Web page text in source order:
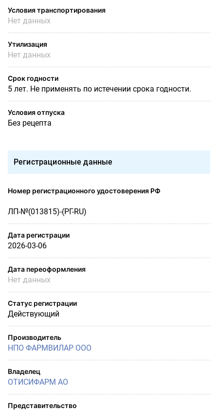
Условия транспортирования
Нет данных
Утилизация
Нет данных
Срок годности
5 лет. Не применять по истечении срока годности.
Условия отпуска
Без рецепта
Регистрационные данные
Номер регистрационного удостоверения РФ
ЛП-№(013815)-(РГ-RU)
Дата регистрации
2026-03-06
Дата переоформления
Нет данных
Статус регистрации
Действующий
Производитель
НПО ФАРМВИЛАР OOО
Владелец
ОТИСИФАРМ АО
Представительство